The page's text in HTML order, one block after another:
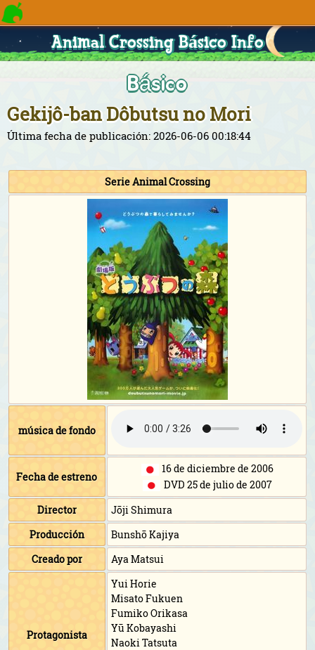
Animal Crossing Básico Info
Básico
Gekijô-ban Dôbutsu no Mori
Última fecha de publicación: 2026-06-06 00:18:44
Serie Animal Crossing
música de fondo
Fecha de estreno
16 de diciembre de 2006
DVD 25 de julio de 2007
Director
Jōji Shimura
Producción
Bunshō Kajiya
Creado por
Aya Matsui
Protagonista
Yui Horie
Misato Fukuen
Fumiko Orikasa
Yū Kobayashi
Naoki Tatsuta